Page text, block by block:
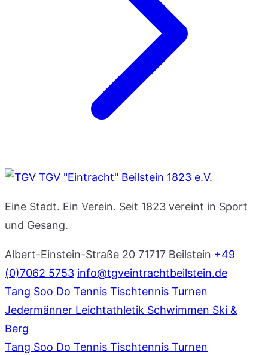
TGV "Eintracht" Beilstein 1823 e.V.
Eine Stadt. Ein Verein. Seit 1823 vereint in Sport
und Gesang.
Albert-Einstein-Straße 20 71717 Beilstein +49
(0)7062 5753 info@tgveintrachtbeilstein.de
Tang Soo Do Tennis Tischtennis Turnen
Jedermänner Leichtathletik Schwimmen Ski &
Berg
Tang Soo Do Tennis Tischtennis Turnen